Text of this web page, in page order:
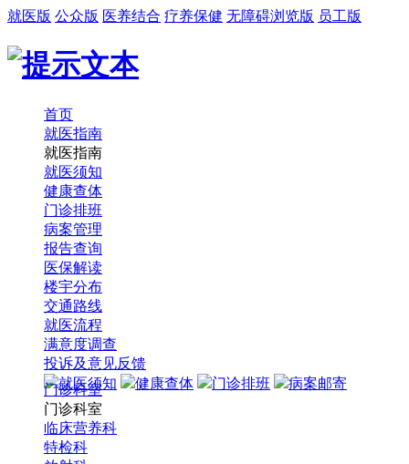
就医版 公众版 医养结合 疗养保健 无障碍浏览版 员工版
首页
就医指南
就医指南
就医须知
健康查体
门诊排班
病案管理
报告查询
医保解读
楼宇分布
交通路线
就医流程
满意度调查
投诉及意见反馈
就医须知
健康查体 门诊排班 病案邮寄
门诊科室
门诊科室
临床营养科
特检科